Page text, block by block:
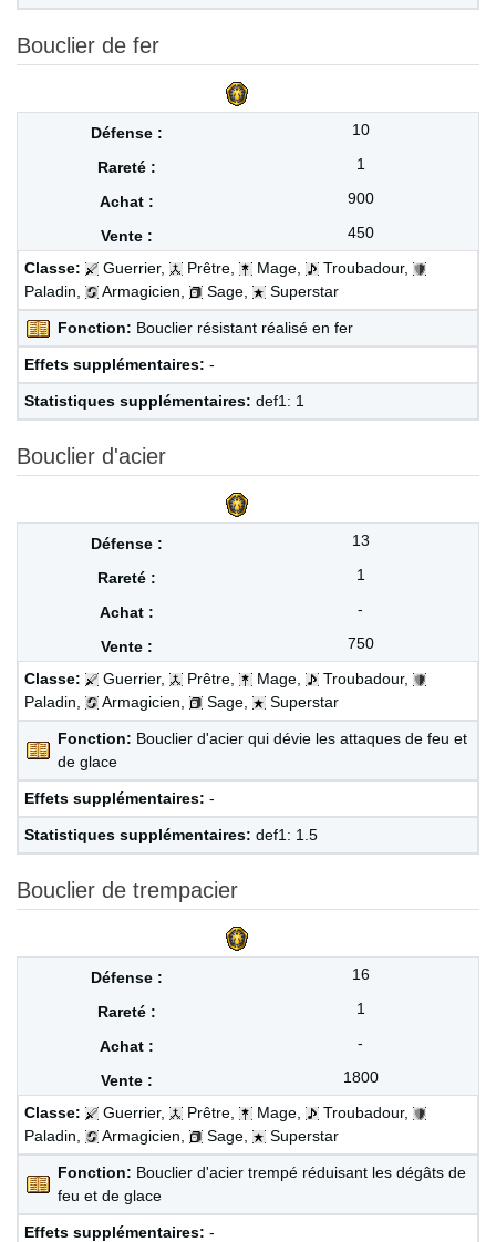
Bouclier de fer
10
1
900
450
Classe:
Guerrier, Prêtre, Mage,
Troubadour,
Paladin,
Armagicien, Sage, Superstar
Fonction: Bouclier résistant réalisé en fer
Effets supplémentaires: -
Statistiques supplémentaires: def1: 1
Bouclier d'acier
13
1
-
750
Classe:
Guerrier, Prêtre, Mage,
Troubadour,
Paladin,
Armagicien, Sage, Superstar
Fonction: Bouclier d'acier qui dévie les attaques de feu et
de glace
Effets supplémentaires: -
Statistiques supplémentaires: def1: 1.5
Bouclier de trempacier
16
1
-
1800
Classe:
Guerrier, Prêtre, Mage,
Troubadour,
Paladin,
Armagicien, Sage, Superstar
Fonction: Bouclier d'acier trempé réduisant les dégâts de
feu et de glace
Effets supplémentaires: -